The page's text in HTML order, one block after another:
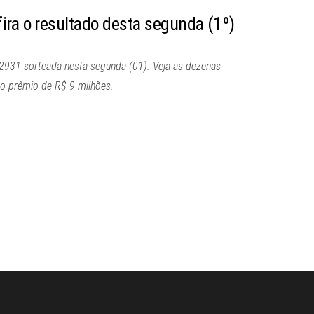
o resultado desta segunda (1º)
sorteada nesta segunda (01). Veja as dezenas
prêmio de R$ 9 milhões.